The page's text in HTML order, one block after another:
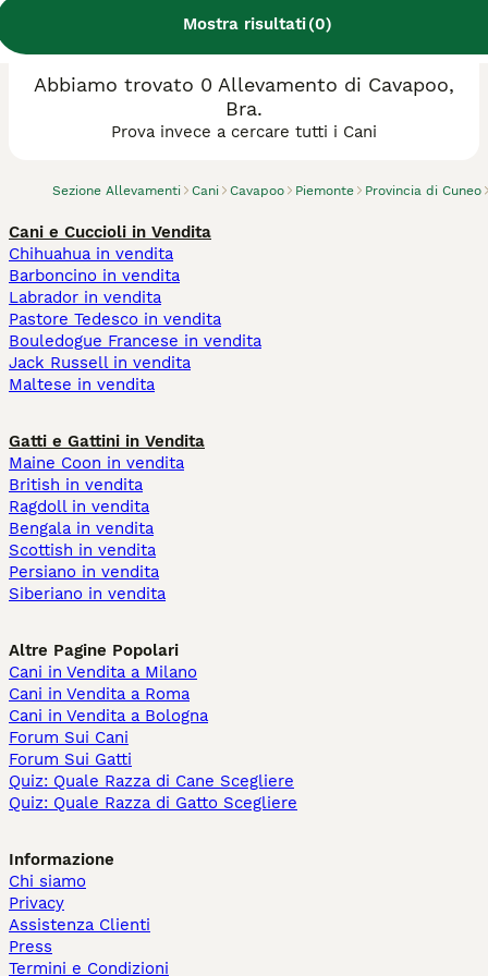
Mostra risultati(0)
Sezione Allevamenti Cani Cavapoo Piemonte Provincia di Cuneo
Abbiamo trovato 0 Allevamento di Cavapoo,
Bra.
Prova invece a cercare tutti i Cani
Cani e Cuccioli in Vendita
Chihuahua in vendita
Barboncino in vendita
Labrador in vendita
Pastore Tedesco in vendita
Bouledogue Francese in vendita
Jack Russell in vendita
Maltese in vendita
Gatti e Gattini in Vendita
Maine Coon in vendita
British in vendita
Ragdoll in vendita
Bengala in vendita
Scottish in vendita
Persiano in vendita
Siberiano in vendita
Altre Pagine Popolari
Cani in Vendita a Milano
Cani in Vendita a Roma
Cani in Vendita a Bologna
Forum Sui Cani
Forum Sui Gatti
Quiz: Quale Razza di Cane Scegliere
Quiz: Quale Razza di Gatto Scegliere
Informazione
Chi siamo
Privacy
Assistenza Clienti
Press
Termini e Condizioni